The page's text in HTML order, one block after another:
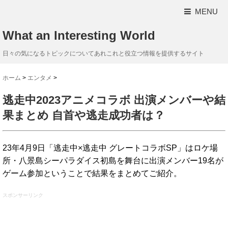
MENU
What an Interesting World
日々の気になるトピックについてあれこれと役立つ情報を提供するサイト
ホーム > エンタメ >
逃走中2023アニメコラボ 出演メンバーや結
果まとめ 自首や逃走成功者は？
23年4月9日「逃走中×逃走中 グレートコラボSP」はロケ場
所・八景島シーパラダイス初島を舞台に出演メンバー19名が
ゲーム参加ということで結果をまとめてご紹介。
スポンサーリンク